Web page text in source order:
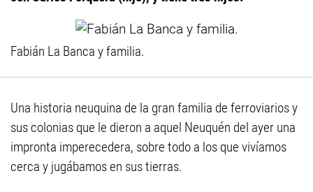
Fabián La Banca y familia.
Una historia neuquina de la gran familia de ferroviarios y
sus colonias que le dieron a aquel Neuquén del ayer una
impronta imperecedera, sobre todo a los que vivíamos
cerca y jugábamos en sus tierras.